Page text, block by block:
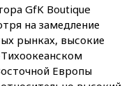
GfK Boutique
на замедление
рынках, высокие
Европы